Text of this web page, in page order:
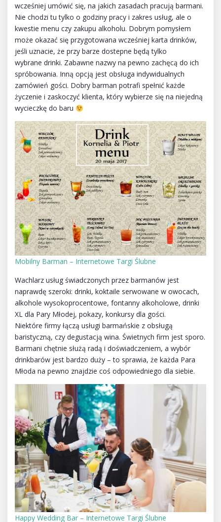
wcześniej umówić się, na jakich zasadach pracują barmani.
Nie chodzi tu tylko o godziny pracy i zakres usług, ale o
kwestie menu czy zakupu alkoholu. Dobrym pomysłem
może okazać się przygotowana wcześniej karta drinków,
jeśli uznacie, że przy barze dostepne będą tylko
wybrane drinki. Zabawne nazwy na pewno zachęcą do ich
spróbowania. Inną opcją jest obsługa indywidualnych
zamówień gości. Dobry barman potrafi spełnić każde
życzenie i zaskoczyć klienta, który wybierze się na niejedną
wycieczkę do baru
Mobilny Barman – Internetowe Targi Ślubne
Wachlarz usług świadczonych przez barmanów jest
naprawdę szeroki: drinki, koktaile serwowane w owocach,
alkohole wysokoprocentowe, fontanny alkoholowe, drinki
XL dla Pary Młodej, pokazy, konkursy dla gości.
Niektóre firmy łączą usługi barmańskie z obsługą
baristyczną, czy degustacją wina. Świetnych firm jest sporo.
Barmani chętnie służą radą i doświadczeniem, a wybór
drinkbarów jest bardzo duży – to sprawia, że każda Para
Młoda na pewno znajdzie coś odpowiedniego dla siebie.
Happy Wedding Bar – Internetowe Targi Ślubne